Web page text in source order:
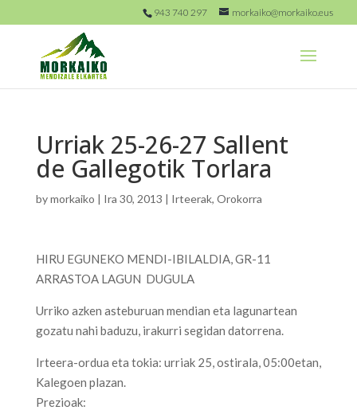
943 740 297 morkaiko@morkaiko.eus
Urriak 25-26-27 Sallent
de Gallegotik Torlara
bymorkaiko | Ira 30, 2013 | Irteerak, Orokorra
HIRU EGUNEKO MENDI-IBILALDIA, GR-11
ARRASTOA LAGUN DUGULA
Urriko azken asteburuan mendian eta lagunartean
gozatu nahi baduzu, irakurri segidan datorrena.
Irteera-ordua eta tokia: urriak 25, ostirala, 05:00etan,
Kalegoen plazan.
Prezioak: